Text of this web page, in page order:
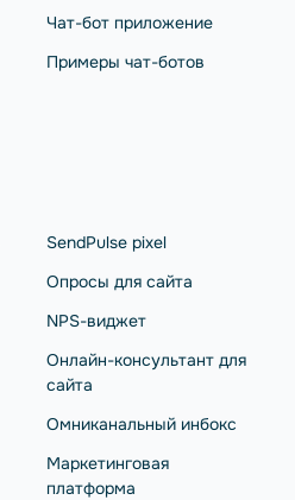
Чат-бот приложение
Примеры чат-ботов
SendPulse pixel
Опросы для сайта
NPS-виджет
Онлайн-консультант для
сайта
Омниканальный инбокс
Маркетинговая
платформа